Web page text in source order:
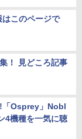
このページで
！ 見どころ記事
「Osprey」Nobl
4機種を一気に聴